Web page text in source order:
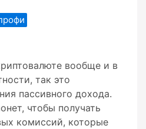
вообще и в
так это
пассивного дохода.
чтобы получать
комиссий, которые